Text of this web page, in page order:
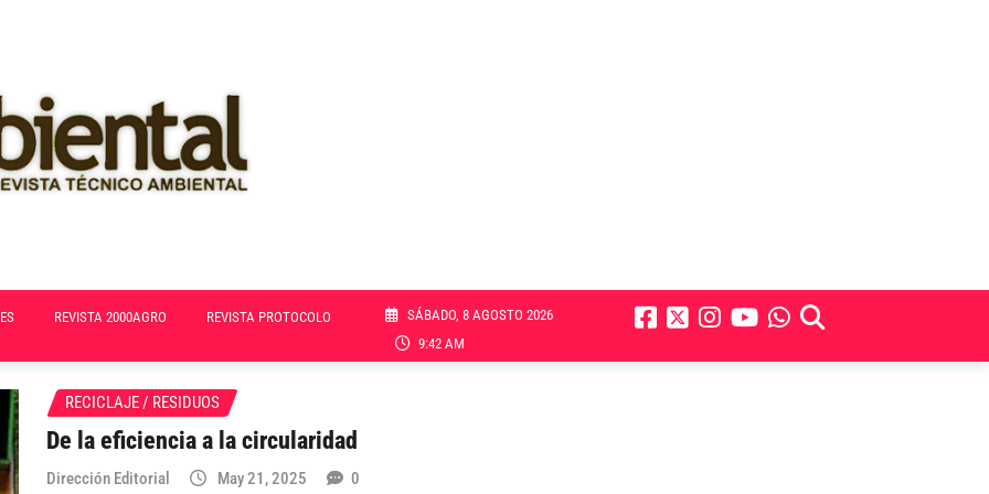
REVISTA 2000AGRO REVISTA PROTOCOLO
SÁBADO, 8 AGOSTO 2026
9:42 AM
RECICLAJE / RESIDUOS
De la eficiencia a la circularidad
Dirección Editorial May 21, 2025 0